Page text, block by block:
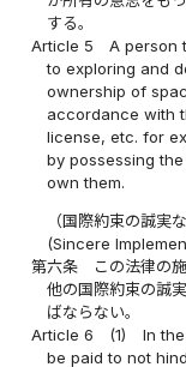
する。
Article 5
A person
to exploring and
ownership of
accordance with
license, etc. for
by possessing
own them.
（国際約束の誠実
(Sincere
第六条
この法律の
他の国際約束の誠
ばならない。
Article 6
(1)
In
be paid to not